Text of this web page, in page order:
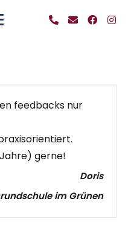
feedbacks nur
gerne!
Doris
im Grünen